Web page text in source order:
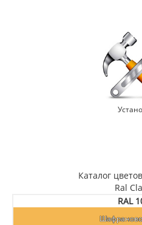
Каталог
Ral
RAL